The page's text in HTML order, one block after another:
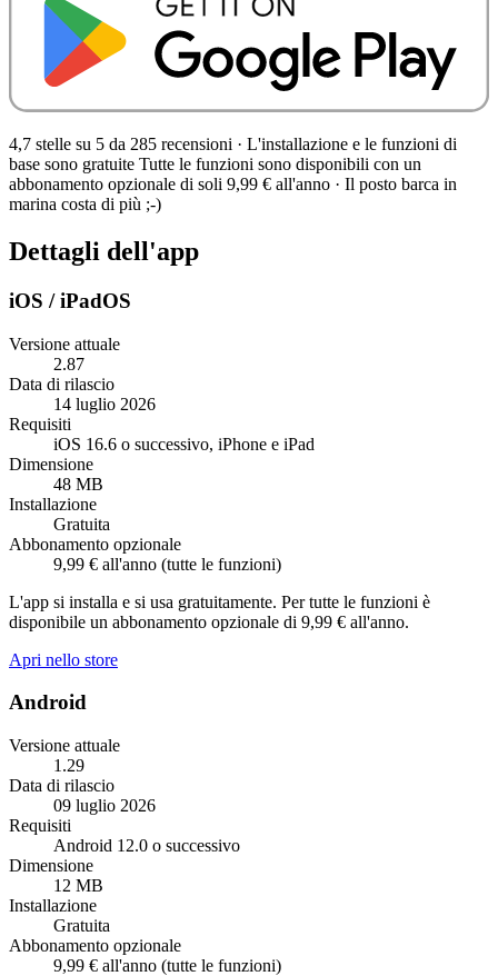
4,7 stelle su 5 da 285 recensioni · L'installazione e le funzioni di
base sono gratuite Tutte le funzioni sono disponibili con un
abbonamento opzionale di soli 9,99 € all'anno · Il posto barca in
marina costa di più ;-)
Dettagli dell'app
iOS / iPadOS
Versione attuale
2.87
Data di rilascio
14 luglio 2026
Requisiti
iOS 16.6 o successivo, iPhone e iPad
Dimensione
48 MB
Installazione
Gratuita
Abbonamento opzionale
9,99 € all'anno (tutte le funzioni)
L'app si installa e si usa gratuitamente. Per tutte le funzioni è
disponibile un abbonamento opzionale di 9,99 € all'anno.
Apri nello store
Android
Versione attuale
1.29
Data di rilascio
09 luglio 2026
Requisiti
Android 12.0 o successivo
Dimensione
12 MB
Installazione
Gratuita
Abbonamento opzionale
9,99 € all'anno (tutte le funzioni)